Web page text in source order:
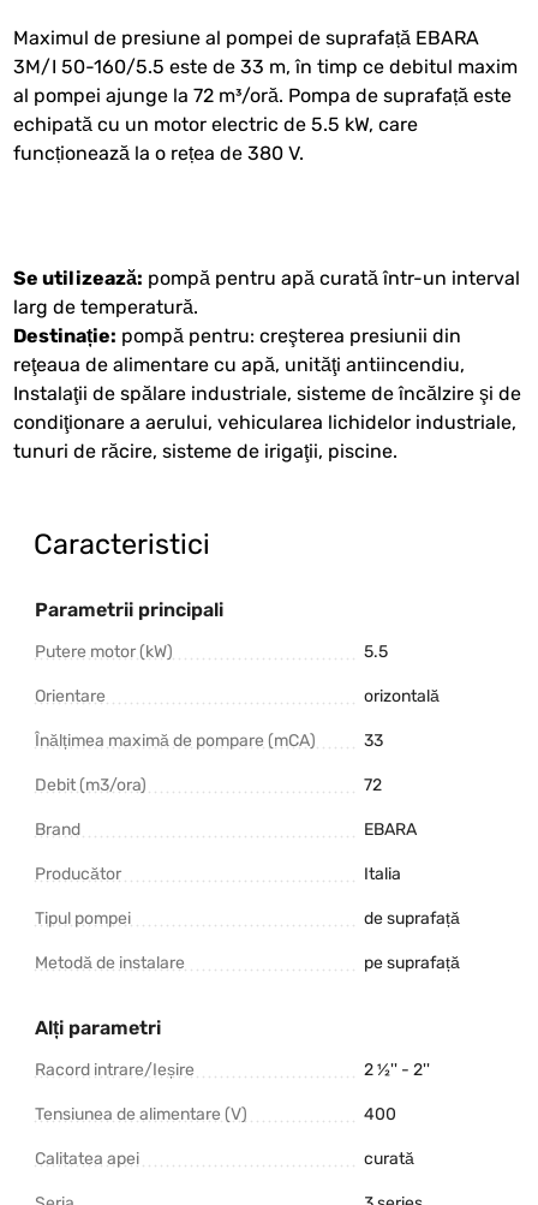
Maximul de presiune al pompei de suprafață EBARA
3M/I 50-160/5.5 este de 33 m, în timp ce debitul maxim
al pompei ajunge la 72 m³/oră. Pompa de suprafață este
echipată cu un motor electric de 5.5 kW, care
funcționează la o rețea de 380 V.
Se utilizează: pompă pentru apă curată într-un interval
larg de temperatură.
Destinație: pompă pentru: creşterea presiunii din
reţeaua de alimentare cu apă, unităţi antiincendiu,
Instalaţii de spălare industriale, sisteme de încălzire şi de
condiţionare a aerului, vehicularea lichidelor industriale,
tunuri de răcire, sisteme de irigaţii, piscine.
Caracteristici
Parametrii principali
Putere motor (kW) 5.5
Orientare orizontală
Înălțimea maximă de pompare (mCA) 33
Debit (m3/ora) 72
Brand EBARA
Producător Italia
Tipul pompei de suprafață
Metodă de instalare pe suprafață
Alți parametri
Racord intrare/Ieșire 2 ½'' - 2''
Tensiunea de alimentare (V) 400
Calitatea apei curată